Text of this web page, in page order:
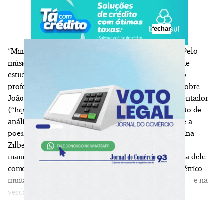
“Minha relação com o Carlo Pianta é de admiração. Pelo
músico que ele sempre foi mas, depois, pelo excelente
estudioso de literatura que ele mostrou ser”, afirma o
professor Luís Augusto Fischer. Pianta fez mestrado sobre
João Gilberto e a Bossa Nova, com Fischer como orientador
(“fiquei meio de sparring dele para o desenvolvimento de
análises sutis e muito inventivas”), e doutorado sobre a
poesia exigente de Jorge de Lima, orientado por Regina
Zilberman. “Aprendi muito com a verve dele, que se
manifesta no humor peculiar mas também na agudeza dele
como leitor. Aliás, ele foi nosso parceiro no Sarau Elétrico
muitas e muitas vezes, sempre levando leituras finas — e na
verdade às vezes grossas, banhadas de picardia.” ​
fechar